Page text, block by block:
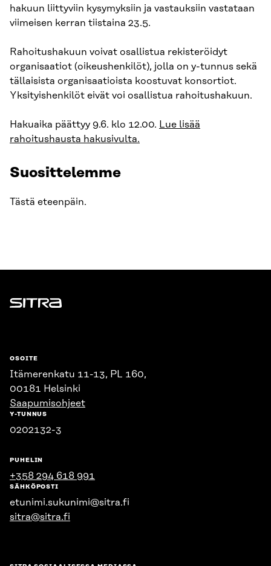
hakuun liittyviin kysymyksiin ja vastauksiin vastataan
viimeisen kerran tiistaina 23.5.
Rahoitushakuun voivat osallistua rekisteröidyt
organisaatiot (oikeushenkilöt), jolla on y-tunnus sekä
tällaisista organisaatioista koostuvat konsortiot.
Yksityishenkilöt eivät voi osallistua rahoitushakuun.
Hakuaika päättyy 9.6. klo 12.00. Lue lisää
rahoitushausta hakusivulta.
Suosittelemme
Tästä eteenpäin.
Sitra
OSOITE
Itämerenkatu 11-13, PL 160,
00181 Helsinki
Saapumisohjeet
Y-TUNNUS
0202132-3
PUHELIN
+358 294 618 991
SÄHKÖPOSTI
etunimi.sukunimi@sitra.fi
sitra@sitra.fi